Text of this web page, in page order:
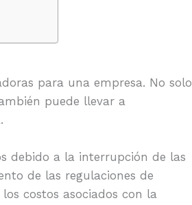
para una empresa. No solo
puede llevar a
debido a la interrupción de las
de las regulaciones de
costos asociados con la